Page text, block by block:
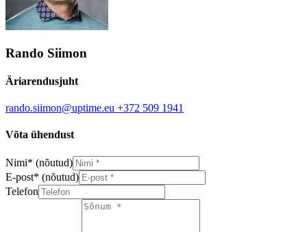
Rando Siimon
Äriarendusjuht
rando.siimon@uptime.eu +372 509 1941
Võta ühendust
Nimi* (nõutud)
E-post* (nõutud)
Telefon